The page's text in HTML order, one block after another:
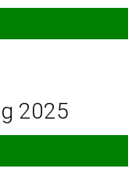
2025